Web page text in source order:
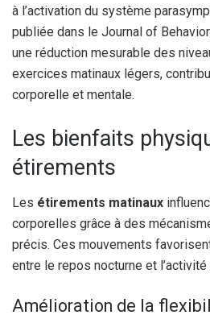
à l’activation du système
publiée dans le Journal of
une réduction mesurable des
exercices matinaux légers,
corporelle et mentale.
Les bienfaits
étirements
Les étirements matinaux
corporelles grâce à des
précis. Ces mouvements
entre le repos nocturne et l’activité
Amélioration de la